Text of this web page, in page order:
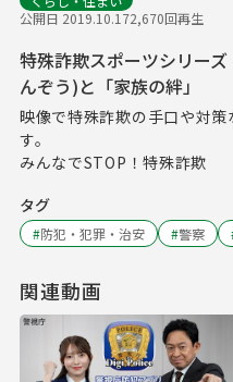
公開日 2019.10.172,670回再生
特殊詐欺スポーツシリー
んぞう)と「家族の絆」
映像で特殊詐欺の手口や対
す。
みんなでSTOP！特殊詐欺
タグ
#防犯・犯罪・治安 #警察
関連動画